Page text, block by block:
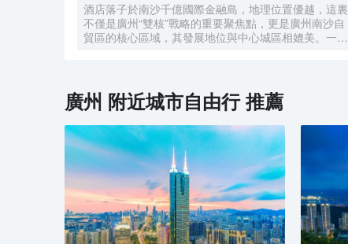
酒店落子於南沙千億國際金融島，地理位置優越，這裏
不僅是廣州“雙核”戰略的重要聚焦點，更是廣州南沙自
貿區的核心區域，其發展地位與中心城區相媲美。一小
含西式願景——Amazing（令人驚歎），
Astonishing（令人震撼），隱含着酒店將成為南沙乃
至全球矚目的中式美學新地標的美好期許。 酒店作為
南沙國際會展中心綜合體重要組成部分，以“木棉花
開，鴻翔海絲”之設計理念，以大灣區金融新地標之姿
態，締造南沙“立足灣區、協同港澳、面向世界”的實踐
範本。
廣州 附近城市自由行 推薦